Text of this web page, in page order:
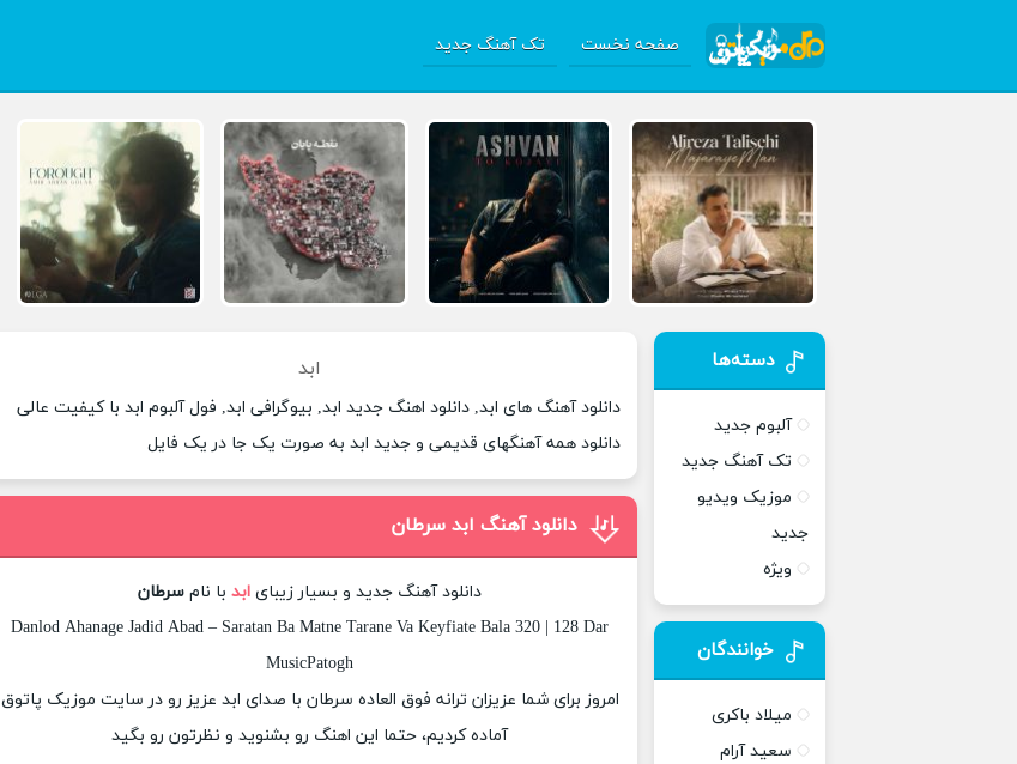
صفحه نخست تک آهنگ جدید
ابد
دانلود آهنگ های ابد, دانلود اهنگ جدید ابد, بیوگرافی ابد, فول آلبوم ابد با کیفیت عالی
دانلود همه آهنگهای قدیمی و جدید ابد به صورت یک جا در یک فایل
دانلود آهنگ ابد سرطان
دانلود آهنگ جدید و بسیار زیبای ابدبا نام سرطان
Danlod Ahanage Jadid Abad – Saratan Ba Matne Tarane Va Keyfiate Bala 320 | 128 Dar
MusicPatogh
امروز برای شما عزیزان ترانه فوق العاده سرطان با صدای ابد عزیز رو در سایت موزیک پاتوق
آماده کردیم، حتما این اهنگ رو بشنوید و نظرتون رو بگید
دسته‌ها
آلبوم جدید
تک آهنگ جدید
موزیک ویدیو
جدید
ویژه
خوانندگان
میلاد باکری
سعید آرام